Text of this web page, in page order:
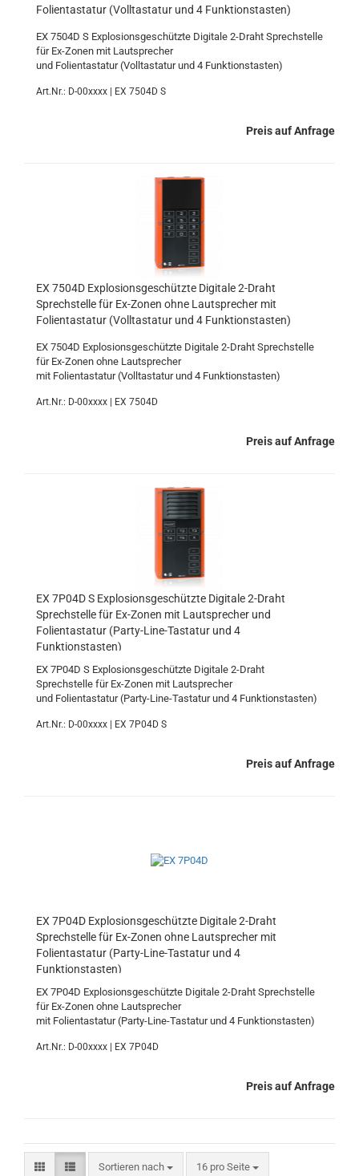
Folientastatur (Volltastatur und 4 Funktionstasten)
EX 7504D S Explosionsgeschützte Digitale 2-Draht Sprechstelle
für Ex-Zonen mit Lautsprecher
und Folientastatur (Volltastatur und 4 Funktionstasten)
Art.Nr.: D-00xxxx | EX 7504D S
Preis auf Anfrage
EX 7504D Explosionsgeschützte Digitale 2-Draht
Sprechstelle für Ex-Zonen ohne Lautsprecher mit
Folientastatur (Volltastatur und 4 Funktionstasten)
EX 7504D Explosionsgeschützte Digitale 2-Draht Sprechstelle
für Ex-Zonen ohne Lautsprecher
mit Folientastatur (Volltastatur und 4 Funktionstasten)
Art.Nr.: D-00xxxx | EX 7504D
Preis auf Anfrage
EX 7P04D S Explosionsgeschützte Digitale 2-Draht
Sprechstelle für Ex-Zonen mit Lautsprecher und
Folientastatur (Party-Line-Tastatur und 4
Funktionstasten)
EX 7P04D S Explosionsgeschützte Digitale 2-Draht
Sprechstelle für Ex-Zonen mit Lautsprecher
und Folientastatur (Party-Line-Tastatur und 4 Funktionstasten)
Art.Nr.: D-00xxxx | EX 7P04D S
Preis auf Anfrage
EX 7P04D Explosionsgeschützte Digitale 2-Draht
Sprechstelle für Ex-Zonen ohne Lautsprecher mit
Folientastatur (Party-Line-Tastatur und 4
Funktionstasten)
EX 7P04D Explosionsgeschützte Digitale 2-Draht Sprechstelle
für Ex-Zonen ohne Lautsprecher
mit Folientastatur (Party-Line-Tastatur und 4 Funktionstasten)
Art.Nr.: D-00xxxx | EX 7P04D
Preis auf Anfrage
Sortieren nach
Sortieren nach 16 pro Seite
pro Seite